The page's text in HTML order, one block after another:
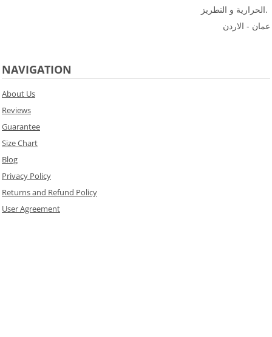
الحرارية و التطريز.
عمان - الاردن
NAVIGATION
About Us
Reviews
Guarantee
Size Chart
Blog
Privacy Policy
Returns and Refund Policy
User Agreement